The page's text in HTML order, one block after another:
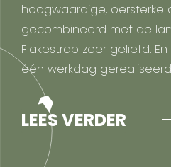
hoogwaardige, oersterke
gecombineerd met de
Flakestrap zeer geliefd.
één werkdag
LEES VERDER